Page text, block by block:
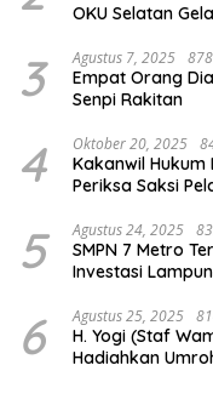
OKU Selatan
3 Agustus 7, 2025
Empat Orang
Senpi Rakitan
4 Oktober 20, 2025
Kakanwil
Periksa Saksi
5 Agustus 24, 2025
SMPN 7 Metro
Investasi
6 Agustus 25, 2025
H. Yogi (Staf
Hadiahkan